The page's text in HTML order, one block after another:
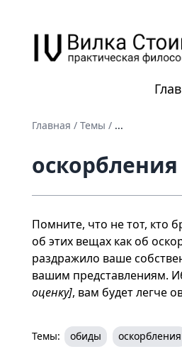
Главная / Темы / ...
оскорбления
Помните, что не тот, кто
об этих вещах как об
раздражило ваше
вашим представлениям.
оценку], вам будет легче
Темы: обиды оскорбления